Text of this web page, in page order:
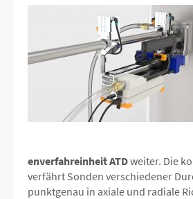
enverfahreinheit ATDweiter. Die
verfährt Sonden verschiedener
punktgenau in axiale und radiale